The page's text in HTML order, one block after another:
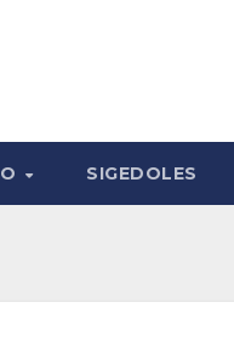
SIGEDOLES